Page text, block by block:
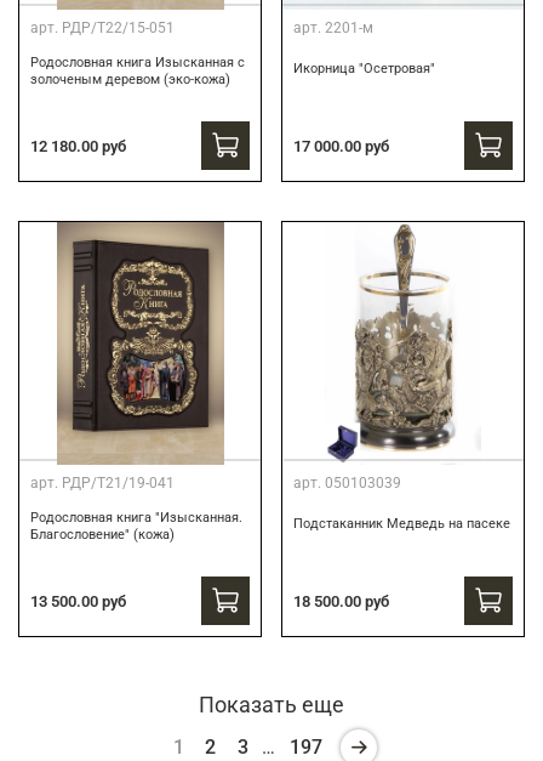
арт. РДР/Т22/15-051
Родословная книга Изысканная с
золоченым деревом (эко-кожа)
12 180.00 руб
арт. 2201-м
Икорница "Осетровая"
17 000.00 руб
арт. РДР/Т21/19-041
Родословная книга "Изысканная.
Благословение" (кожа)
13 500.00 руб
арт. 050103039
Подстаканник Медведь на пасеке
18 500.00 руб
Показать еще
1 2 3 … 197